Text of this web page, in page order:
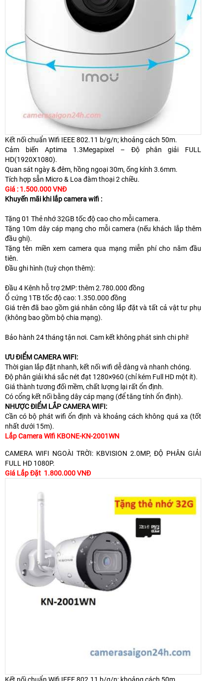
Kết nối chuẩn Wifi IEEE 802.11 b/g/n; khoảng cách 50m.
Cảm biến Aptima 1.3Megapixel – Độ phân giải FULL
HD(1920X1080).
Quan sát ngày & đêm, hồng ngoại 30m, ống kính 3.6mm.
Tích hợp sẵn Micro & Loa đàm thoại 2 chiều.
Giá : 1.500.000 VNĐ
Khuyến mãi khi lắp camera wifi :
Tặng 01 Thẻ nhớ 32GB tốc độ cao cho mỗi camera.
Tặng 10m dây cáp mạng cho mỗi camera (nếu khách lắp thêm
đầu ghi).
Tặng tên miền xem camera qua mạng miễn phí cho năm đầu
tiên.
Đầu ghi hình (tuỳ chọn thêm):
Đầu 4 Kênh hỗ trợ 2MP: thêm 2.780.000 đồng
Ổ cứng 1TB tốc độ cao: 1.350.000 đồng
Giá trên đã bao gồm giá nhân công lắp đặt và tất cả vật tư phụ
(không bao gồm bộ chia mạng).
Bảo hành 24 tháng tận nơi. Cam kết không phát sinh chi phí!
ƯU ĐIỂM CAMERA WIFI:
Thời gian lắp đặt nhanh, kết nối wifi dễ dàng và nhanh chóng.
Độ phân giải khá sắc nét đạt 1280×960 (chỉ kém Full HD một ít).
Giá thành tương đối mềm, chất lượng lại rất ổn định.
Có cổng kết nối bằng dây cáp mạng (để tăng tính ổn định).
NHƯỢC ĐIỂM LẮP CAMERA WIFI:
Cần có bộ phát wifi ổn định và khoảng cách không quá xa (tốt
nhất dưới 15m).
Lắp Camera Wifi KBONE-KN-2001WN
CAMERA WIFI NGOÀI TRỜI: KBVISION 2.0MP, ĐỘ PHÂN GIẢI
FULL HD 1080P.
Giá Lắp Đặt 1.800.000 VNĐ